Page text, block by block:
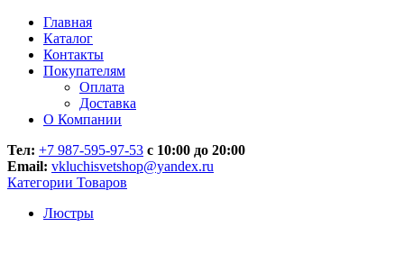
Главная
Каталог
Контакты
Покупателям
Оплата
Доставка
О Компании
Тел: +7 987-595-97-53 с 10:00 до 20:00
Email: vkluchisvetshop@yandex.ru
Категории Товаров
Люстры